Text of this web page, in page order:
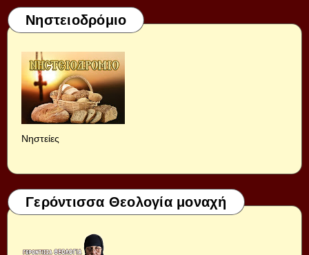
Νηστειοδρόμιο
Νηστείες
Γερόντισσα Θεολογία μοναχή